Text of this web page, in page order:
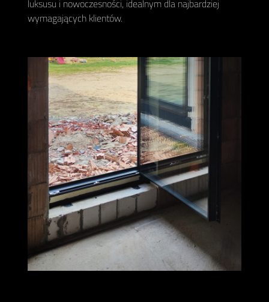
luksusu i nowoczesności, idealnym dla najbardziej
wymagających klientów.